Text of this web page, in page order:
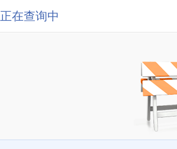
正在查询中